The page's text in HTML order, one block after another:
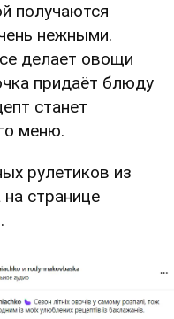
получаются
нежными.
делает овощи
придаёт блюду
станет
меню.
рулетиков из
странице
.